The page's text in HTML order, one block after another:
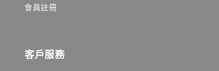
會員註冊
客戶服務